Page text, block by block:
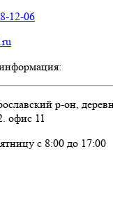
12-06
р-он,
офис 11
с 8:00 до 17:00